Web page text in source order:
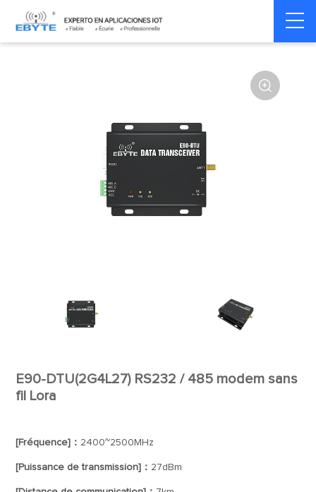
Home > Modem > Wireless modem LoRa wirelss modem

E90-DTU(2G4L27) RS232 / 485 modem sans
fil Lora
[Fréquence]： 2400~2500MHz
[Puissance de transmission]： 27dBm